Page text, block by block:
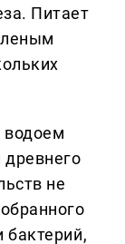
Питает
водоем
древнего
не
бактерий,